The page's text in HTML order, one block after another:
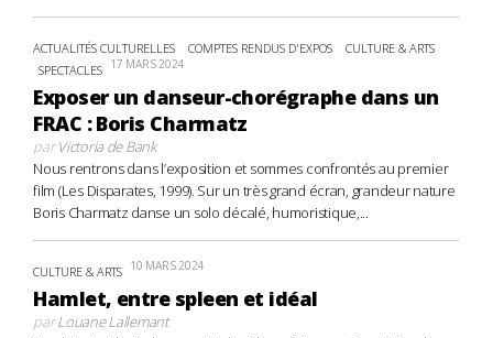
ACTUALITÉS CULTURELLES COMPTES RENDUS D'EXPOS
CULTURE & ARTS
SPECTACLES 17 MARS 2024
Exposer un danseur-chorégraphe dans un
FRAC : Boris Charmatz
parVictoria de Bank
Nous rentrons dans l’exposition et sommes confrontés au premier
film (Les Disparates, 1999). Sur un très grand écran, grandeur nature
Boris Charmatz danse un solo décalé, humoristique,...
CULTURE & ARTS 10 MARS 2024
Hamlet, entre spleen et idéal
parLouane Lallemant